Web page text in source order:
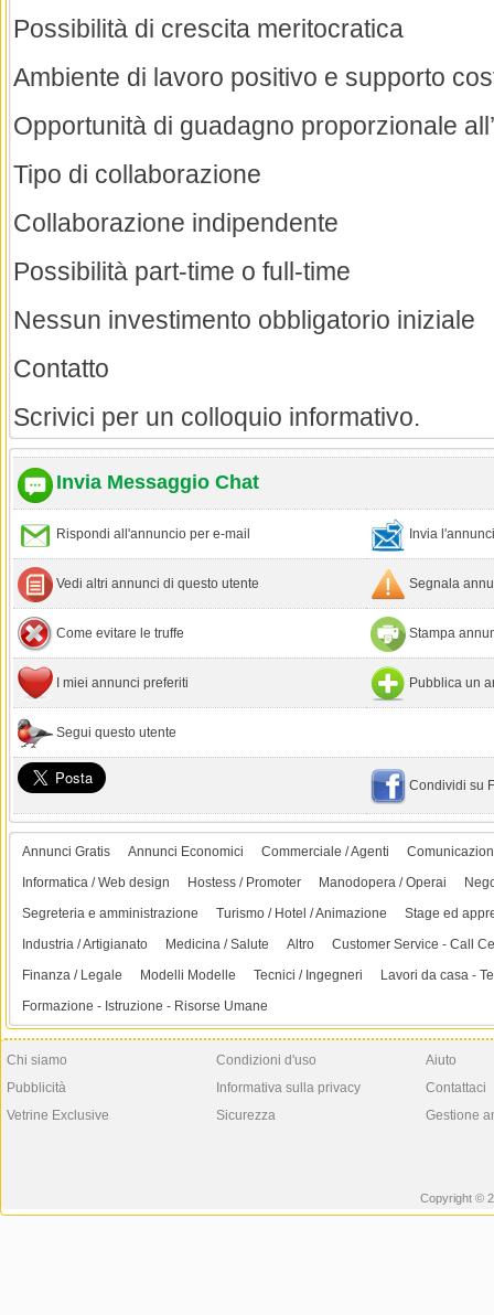
Possibilità di crescita meritocratica
Ambiente di lavoro positivo e supporto
Opportunità di guadagno proporzionale
Tipo di collaborazione
Collaborazione indipendente
Possibilità part-time o full-time
Nessun investimento obbligatorio iniziale
Contatto
Scrivici per un colloquio informativo.
Invia Messaggio Chat
Rispondi all'annuncio per e-mail Invia
Vedi altri annunci di questo utente Segnala
Come evitare le truffe Stampa
I miei annunci preferiti Pubblica un
Segui questo utente
Condividi su
Annunci Gratis Annunci Economici Commerciale / Agenti
Informatica / Web design
Hostess / Promoter Manodopera / Operai
Segreteria e amministrazione
Turismo / Hotel / Animazione
Stage ed
Industria / Artigianato
Medicina / Salute Altro
Customer Service - Call
Finanza / Legale
Modelli Modelle Tecnici / Ingegneri
Lavori da casa -
Formazione - Istruzione - Risorse Umane
Chi siamo
Pubblicità
Vetrine Exclusive
Condizioni d'uso
Informativa sulla privacy
Sicurezza
Aiuto
Contattaci
Gestione
Copyright ©